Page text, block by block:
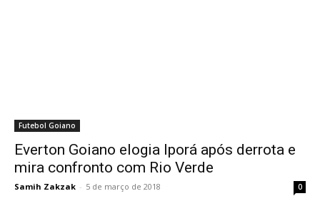
Futebol Goiano
Everton Goiano elogia Iporá após derrota e
mira confronto com Rio Verde
Samih Zakzak - 5 de março de 2018 0